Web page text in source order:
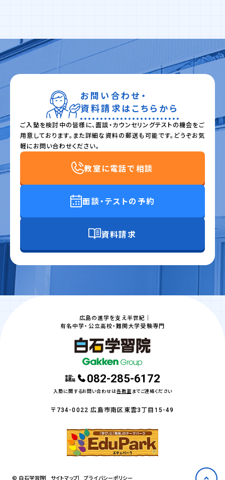
お問い合わせ・
資料請求はこちらから
ご入塾を検討中の皆様に、面談・カウンセリングテストの機会をご
用意しております。また詳細な資料の郵送も可能です。どうぞお気
軽にお問い合わせください。
教室に電話で相談
面談・テストの予約
資料請求
広島の進学を支え半世紀｜
有名中学・公立高校・難関大学受験専門
本部・
事務局 082-285-6172
入塾に関するお問い合わせは各教室 までご連絡ください
〒734-0022 広島市南区東雲3丁目15-49
© 白石学習院 サイトマップ プライバシーポリシー